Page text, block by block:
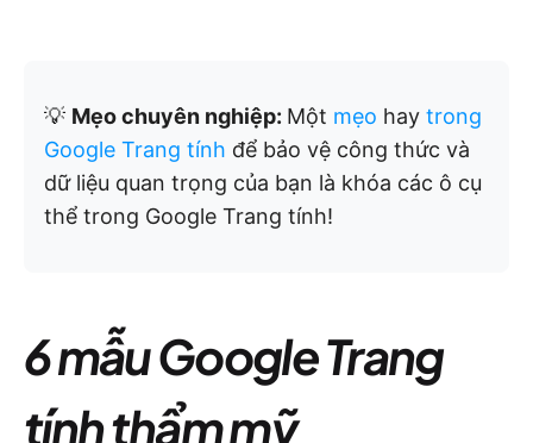
💡 Mẹo chuyên nghiệp: Một mẹo hay trong
Google Trang tính để bảo vệ công thức và
dữ liệu quan trọng của bạn là khóa các ô cụ
thể trong Google Trang tính!
6 mẫu Google Trang
tính thẩm mỹ